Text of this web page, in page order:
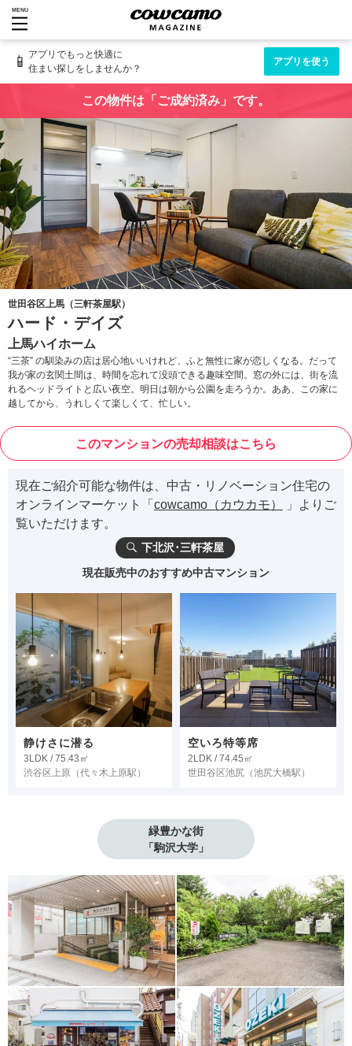
MENU
📱 アプリでもっと快適に
住まい探しをしませんか？
アプリを使う
この物件は「ご成約済み」です。
世田谷区上馬（三軒茶屋駅）
ハード・デイズ
上馬ハイホーム
“三茶” の馴染みの店は居心地いいけれど、ふと無性に家が恋しくなる。だって
我が家の玄関土間は、時間を忘れて没頭できる趣味空間。窓の外には、街を流
れるヘッドライトと広い夜空。明日は朝から公園を走ろうか。ああ、この家に
越してから、うれしくて楽しくて、忙しい。
このマンションの売却相談はこちら
現在ご紹介可能な物件は、中古・リノベーション住宅の
オンラインマーケット「 cowcamo（カウカモ）
」よりご
覧いただけます。
下北沢･三軒茶屋
現在販売中のおすすめ中古マンション
静けさに潜る
3LDK / 75.43㎡
渋谷区上原 （代々木上原駅）
空いろ特等席
2LDK / 74.45㎡
世田谷区池尻 （池尻大橋駅）
緑豊かな街
「駒沢大学」